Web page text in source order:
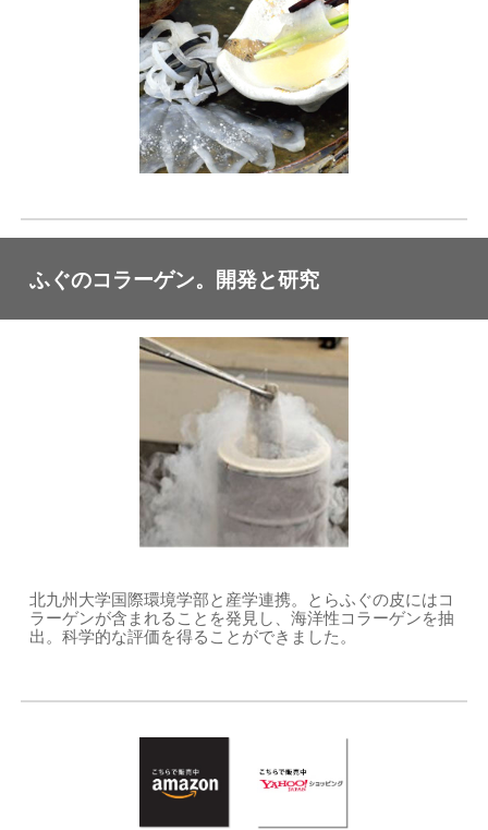
ふぐのコラーゲン。開発と研究
北九州大学国際環境学部と産学連携。とらふぐの皮にはコ
ラーゲンが含まれることを発見し、海洋性コラーゲンを抽
出。科学的な評価を得ることができました。